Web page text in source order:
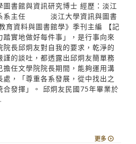
書館與資訊研究博士 經歷：淡江
系系主任 淡江大學資訊與圖書
料與圖書館學》季刊主編 【記
實地做好每件事」，是行事向來
長邱炯友對自我的要求，乾淨的
謹的談吐，都透露出邱炯友簡單務
擔任文學院院長期間，能夠運用溝
，「尊重各系發展，從中找出之
合發揮」。 邱炯友民國75年畢業於
更多